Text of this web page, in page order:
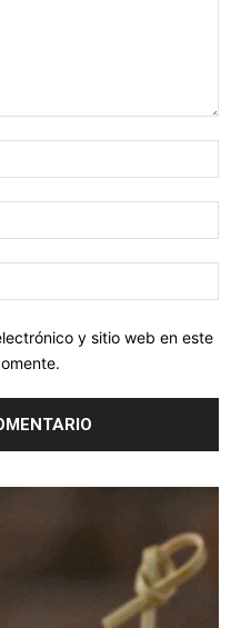
y sitio web en este